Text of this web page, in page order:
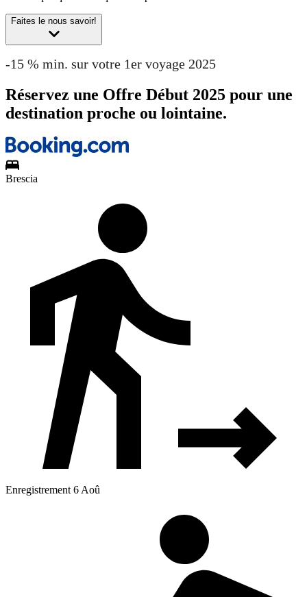
Faites le nous savoir!
-15 % min. sur votre 1er voyage 2025
Réservez une Offre Début 2025 pour une
destination proche ou lointaine.
Brescia
Enregistrement 6 Aoû